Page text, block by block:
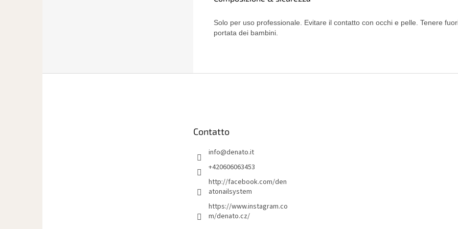
Solo per uso professionale. Evitare il contatto con occhi e pelle. Tenere
portata dei bambini.
Contatto
info@denato.it
+420606063453
http://facebook.com/den
atonailsystem
https://www.instagram.co
m/denato.cz/